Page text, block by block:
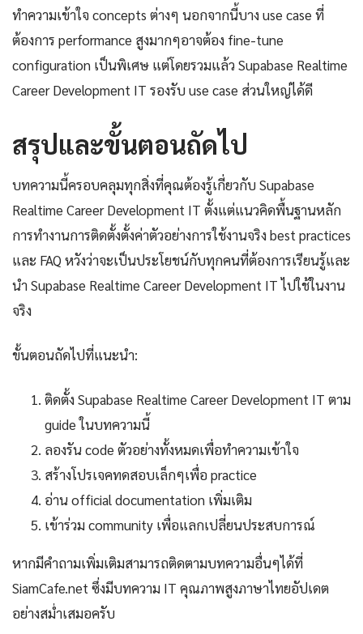
ทำความเข้าใจ concepts ต่างๆ นอกจากนี้บาง use case ที่
ต้องการ performance สูงมากๆอาจต้อง fine-tune
configuration เป็นพิเศษ แต่โดยรวมแล้ว Supabase Realtime
Career Development IT รองรับ use case ส่วนใหญ่ได้ดี
สรุปและขั้นตอนถัดไป
บทความนี้ครอบคลุมทุกสิ่งที่คุณต้องรู้เกี่ยวกับ Supabase
Realtime Career Development IT ตั้งแต่แนวคิดพื้นฐานหลัก
การทำงานการติดตั้งตั้งค่าตัวอย่างการใช้งานจริง best practices
และ FAQ หวังว่าจะเป็นประโยชน์กับทุกคนที่ต้องการเรียนรู้และ
นำ Supabase Realtime Career Development IT ไปใช้ในงาน
จริง
ขั้นตอนถัดไปที่แนะนำ:
ติดตั้ง Supabase Realtime Career Development IT ตาม
guide ในบทความนี้
ลองรัน code ตัวอย่างทั้งหมดเพื่อทำความเข้าใจ
สร้างโปรเจคทดสอบเล็กๆเพื่อ practice
อ่าน official documentation เพิ่มเติม
เข้าร่วม community เพื่อแลกเปลี่ยนประสบการณ์
หากมีคำถามเพิ่มเติมสามารถติดตามบทความอื่นๆได้ที่
SiamCafe.net ซึ่งมีบทความ IT คุณภาพสูงภาษาไทยอัปเดต
อย่างสม่ำเสมอครับ